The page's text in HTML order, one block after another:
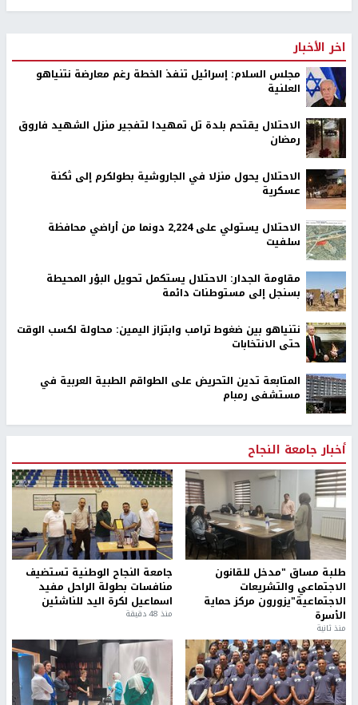
اخر الأخبار
مجلس السلام: إسرائيل تنفذ الخطة رغم معارضة نتنياهو
العلنية
الاحتلال يقتحم بلدة تل تمهيدا لتفجير منزل الشهيد فاروق
رمضان
الاحتلال يحول منزلا في الجاروشية بطولكرم إلى ثكنة
عسكرية
الاحتلال يستولي على 2,224 دونما من أراضي محافظة
سلفيت
مقاومة الجدار: الاحتلال يستكمل تحويل البؤر المحيطة
بسنجل إلى مستوطنات دائمة
نتنياهو بين ضغوط ترامب وابتزاز اليمين: محاولة لكسب الوقت
حتى الانتخابات
المتابعة تدين التحريض على الطواقم الطبية العربية في
مستشفى رمبام
أخبار جامعة النجاح
طلبة مساق "مدخل للقانون
الاجتماعي والتشريعات
الاجتماعية"يزورون مركز حماية
الأسرة
منذ ثانية
جامعة النجاح الوطنية تستضيف
منافسات بطولة الراحل مفيد
اسماعيل لكرة اليد للناشئين
منذ 48 دقيقة